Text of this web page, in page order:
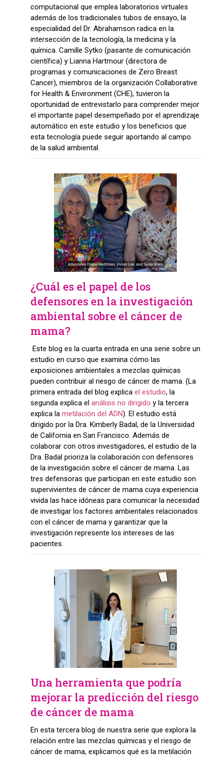
computacional que emplea laboratorios virtuales
además de los tradicionales tubos de ensayo, la
especialidad del Dr. Abrahamson radica en la
intersección de la tecnología, la medicina y la
química. Camille Sytko (pasante de comunicación
científica) y Lianna Hartmour (directora de
programas y comunicaciones de Zero Breast
Cancer), miembros de la organización Collaborative
for Health & Environment (CHE), tuvieron la
oportunidad de entrevistarlo para comprender mejor
el importante papel desempeñado por el aprendizaje
automático en este estudio y los beneficios que
esta tecnología puede seguir aportando al campo
de la salud ambiental.
¿Cuál es el papel de los
defensores en la investigación
ambiental sobre el cáncer de
mama?
Este blog es la cuarta entrada en una serie sobre un
estudio en curso que examina cómo las
exposiciones ambientales a mezclas químicas
pueden contribuir al riesgo de cáncer de mama. (La
primera entrada del blog explica el estudio, la
segunda explica el análisis no dirigido y la tercera
explica la metilación del ADN). El estudio está
dirigido por la Dra. Kimberly Badal, de la Universidad
de California en San Francisco. Además de
colaborar con otros investigadores, el estudio de la
Dra. Badal prioriza la colaboración con defensores
de la investigación sobre el cáncer de mama. Las
tres defensoras que participan en este estudio son
supervivientes de cáncer de mama cuya experiencia
vivida las hace idóneas para comunicar la necesidad
de investigar los factores ambientales relacionados
con el cáncer de mama y garantizar que la
investigación represente los intereses de las
pacientes.
Una herramienta que podría
mejorar la predicción del riesgo
de cáncer de mama
En esta tercera blog de nuestra serie que explora la
relación entre las mezclas químicas y el riesgo de
cáncer de mama, explicamos qué es la metilación